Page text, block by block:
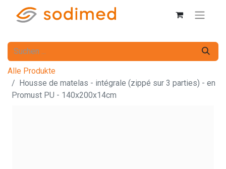
Alle Produkte
Housse de matelas - intégrale (zippé sur 3 parties) - en
Promust PU - 140x200x14cm